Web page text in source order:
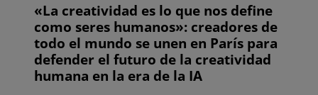
«La creatividad es lo que nos define
como seres humanos»: creadores de
todo el mundo se unen en París para
defender el futuro de la creatividad
humana en la era de la IA